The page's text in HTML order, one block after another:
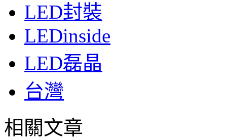
LED封裝
LEDinside
LED磊晶
台灣
相關文章